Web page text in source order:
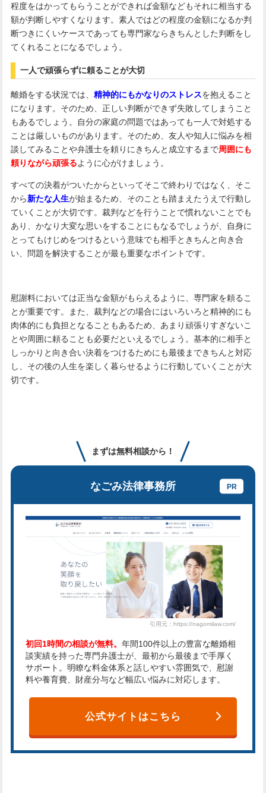
程度をはかってもらうことができれば金額などもそれに相当する
額が判断しやすくなります。素人ではどの程度の金額になるか判
断つきにくいケースであっても専門家ならきちんとした判断をし
てくれることになるでしょう。
一人で頑張らずに頼ることが大切
離婚をする状況では、 精神的にもかなりのストレスを抱えること
になります。そのため、正しい判断ができず失敗してしまうこと
もあるでしょう。自分の家庭の問題ではあっても一人で対処する
ことは厳しいものがあります。そのため、友人や知人に悩みを相
談してみることや弁護士を頼りにきちんと成立するまで周囲にも
頼りながら頑張るように心がけましょう。
すべての決着がついたからといってそこで終わりではなく、そこ
から新たな人生が始まるため、そのことも踏まえたうえで行動し
ていくことが大切です。裁判などを行うことで慣れないことでも
あり、かなり大変な思いをすることにもなるでしょうが、自身に
とってもけじめをつけるという意味でも相手ときちんと向き合
い、問題を解決することが最も重要なポイントです。
慰謝料においては正当な金額がもらえるように、専門家を頼るこ
とが重要です。また、裁判などの場合にはいろいろと精神的にも
肉体的にも負担となることもあるため、あまり頑張りすぎないこ
とや周囲に頼ることも必要だといえるでしょう。基本的に相手と
しっかりと向き合い決着をつけるためにも最後まできちんと対応
し、その後の人生を楽しく暮らせるように行動していくことが大
切です。
まずは無料相談から！
なごみ法律事務所
引用元：https://nagomilaw.com/
初回1時間の相談が無料。 年間100件以上の豊富な離婚相
談実績を持った専門弁護士が、最初から最後まで手厚く
サポート。明瞭な料金体系と話しやすい雰囲気で、慰謝
料や養育費、財産分与など幅広い悩みに対応します。
公式サイトはこちら